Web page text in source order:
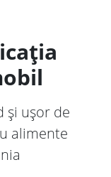
și ușor de
alimente